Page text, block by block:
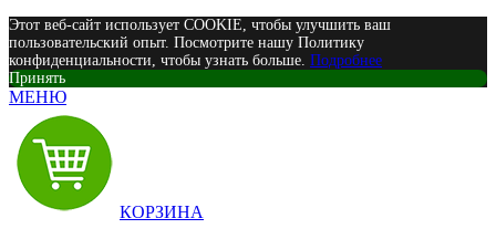
Этот веб-сайт использует COOKIE, чтобы улучшить ваш
пользовательский опыт. Посмотрите нашу Политику
конфиденциальности, чтобы узнать больше. Подробнее
Принять
МЕНЮ
КОРЗИНА